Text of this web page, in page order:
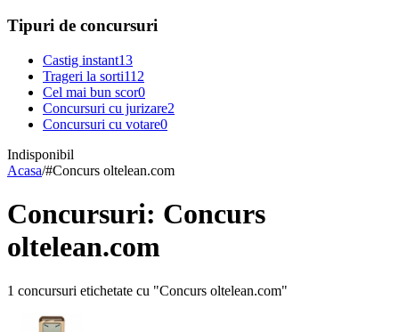
Tipuri de concursuri
Castig instant13
Trageri la sorti112
Cel mai bun scor0
Concursuri cu jurizare2
Concursuri cu votare0
Indisponibil
Acasa/#Concurs oltelean.com
Concursuri: Concurs
oltelean.com
1 concursuri etichetate cu "Concurs oltelean.com"